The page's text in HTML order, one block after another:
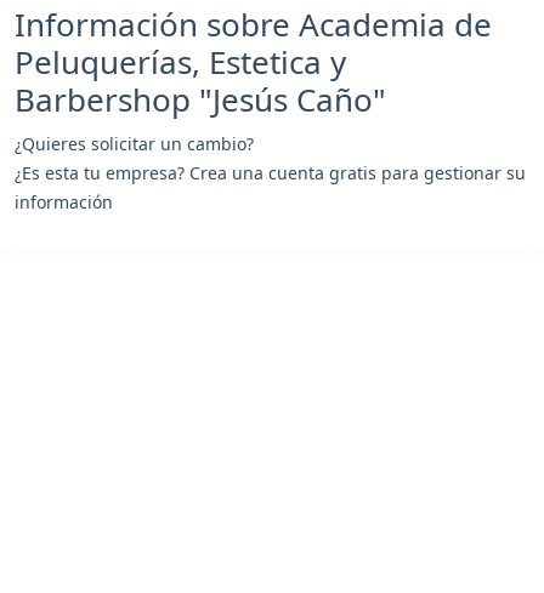
Información sobre Academia de
Peluquerías, Estetica y
Barbershop "Jesús Caño"
¿Quieres solicitar un cambio?
¿Es esta tu empresa? Crea una cuenta gratis para gestionar su
información